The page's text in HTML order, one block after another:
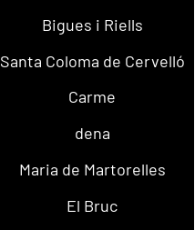
Bigues i Riells
Santa Coloma de Cervelló
Carme
dena
Maria de Martorelles
El Bruc